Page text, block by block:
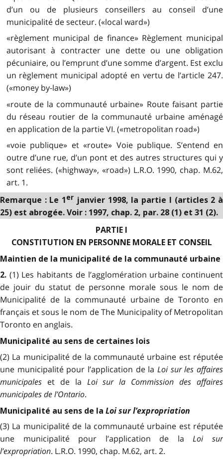
d’un ou de plusieurs conseillers au conseil d’une
municipalité de secteur. («local ward»)
«règlement municipal de finance» Règlement municipal
autorisant à contracter une dette ou une obligation
pécuniaire, ou l’emprunt d’une somme d’argent. Est exclu
un règlement municipal adopté en vertu de l’article 247.
(«money by-law»)
«route de la communauté urbaine» Route faisant partie
du réseau routier de la communauté urbaine aménagé
en application de la partie VI. («metropolitan road»)
«voie publique» et «route» Voie publique. S’entend en
outre d’une rue, d’un pont et des autres structures qui y
sont reliées. («highway», «road») L.R.O. 1990, chap. M.62,
art. 1.
Remarque : Le 1 er janvier 1998, la partie I (articles 2 à
25) est abrogée. Voir : 1997, chap. 2, par. 28 (1) et 31 (2).
PARTIE I
CONSTITUTION EN PERSONNE MORALE ET CONSEIL
Maintien de la municipalité de la communauté urbaine
2. (1) Les habitants de l’agglomération urbaine continuent
de jouir du statut de personne morale sous le nom de
Municipalité de la communauté urbaine de Toronto en
français et sous le nom de The Municipality of Metropolitan
Toronto en anglais.
Municipalité au sens de certaines lois
(2) La municipalité de la communauté urbaine est réputée
une municipalité pour l’application de la Loi sur les affaires
municipales et de la Loi sur la Commission des affaires
municipales de l’Ontario.
Municipalité au sens de la Loi sur l’expropriation
(3) La municipalité de la communauté urbaine est réputée
une municipalité pour l’application de laLoi sur
l’expropriation. L.R.O. 1990, chap. M.62, art. 2.